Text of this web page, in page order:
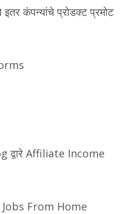
कंपन्यांचे प्रोडक्ट प्रमोट
द्वारे Affiliate Income
From Home